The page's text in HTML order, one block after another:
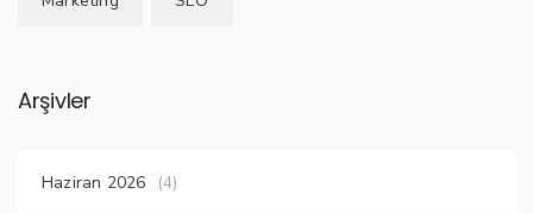
Arşivler
Haziran 2026 (4)